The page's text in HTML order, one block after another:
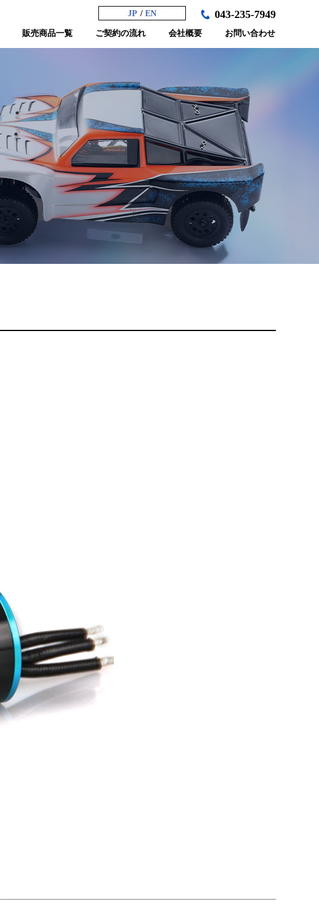
JP EN 043-235-7949
販売商品一覧 ご契約の流れ 会社概要 お問い合わせ